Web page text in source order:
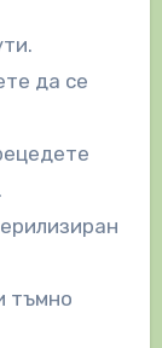
да се
тъмно